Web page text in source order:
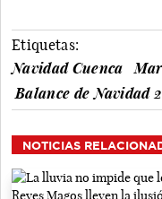
Etiquetas:
Navidad Cuenca
Balance de Navidad
NOTICIAS